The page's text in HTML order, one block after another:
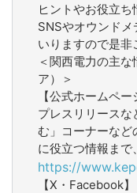
ヒントやお役立
SNSやオウンド
いりますので是非
＜関西電力の主
ア）＞
【公式ホームペー
プレスリリースな
む」コーナーなど
に役立つ情報まで
https://
【X・Facebook】